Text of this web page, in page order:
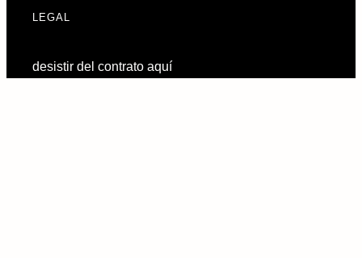
LEGAL
desistir del contrato aquí